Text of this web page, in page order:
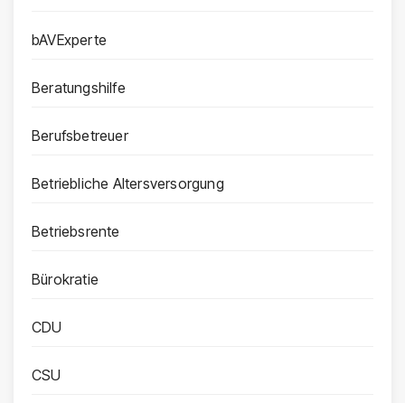
bAVExperte
Beratungshilfe
Berufsbetreuer
Betriebliche Altersversorgung
Betriebsrente
Bürokratie
CDU
CSU